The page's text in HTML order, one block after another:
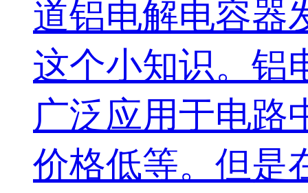
道铝电解电容器
这个小知识。
广泛应用于电路
价格低等。但是